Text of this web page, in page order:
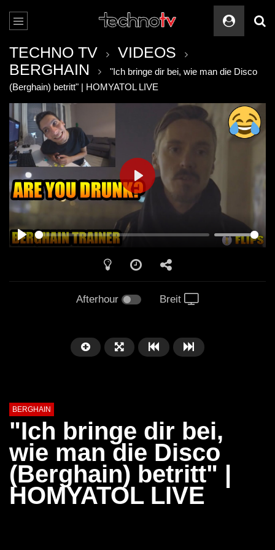
TECHNO TV
VIDEOS
BERGHAIN
"Ich bringe dir bei, wie man die Disco
(Berghain) betritt" | HOMYATOL LIVE
PLAY
Afterhour Breit
BERGHAIN
"Ich bringe dir bei,
wie man die Disco
(Berghain) betritt" |
HOMYATOL LIVE